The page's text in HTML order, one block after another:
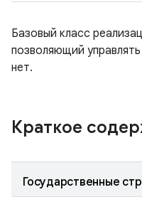
Базовый класс
позволяющий
нет.
Краткое
Государственные